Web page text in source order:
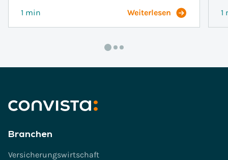
1 min Weiterlesen 1
Branchen
Versicherungswirtschaft